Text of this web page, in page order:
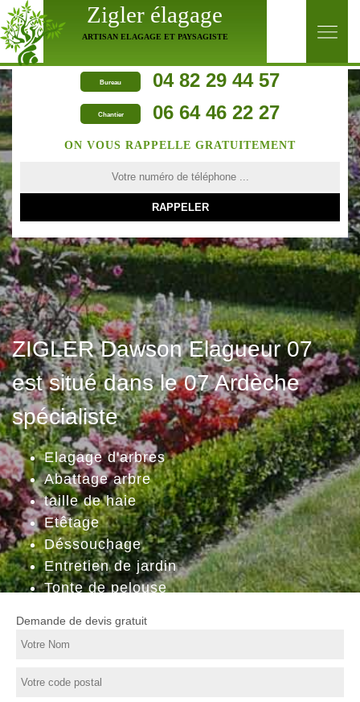
Zigler élagage
ARTISAN ELAGAGE ET PAYSAGISTE
Bureau 04 82 29 44 57
Chantier 06 64 46 22 27
ZIGLER Dawson Elagueur 07
est situé dans le 07 Ardèche
spécialiste
Elagage d'arbres
Abattage arbre
taille de haie
Etêtage
Déssouchage
Entretien de jardin
Tonte de pelouse
ON VOUS RAPPELLE GRATUITEMENT
Demande de devis gratuit